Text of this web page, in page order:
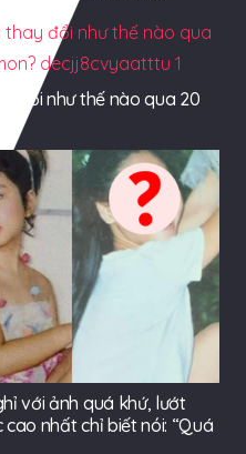
đổi như thế nào qua 20
với ảnh quá khứ, lướt
nhất chỉ biết nói: “Quá